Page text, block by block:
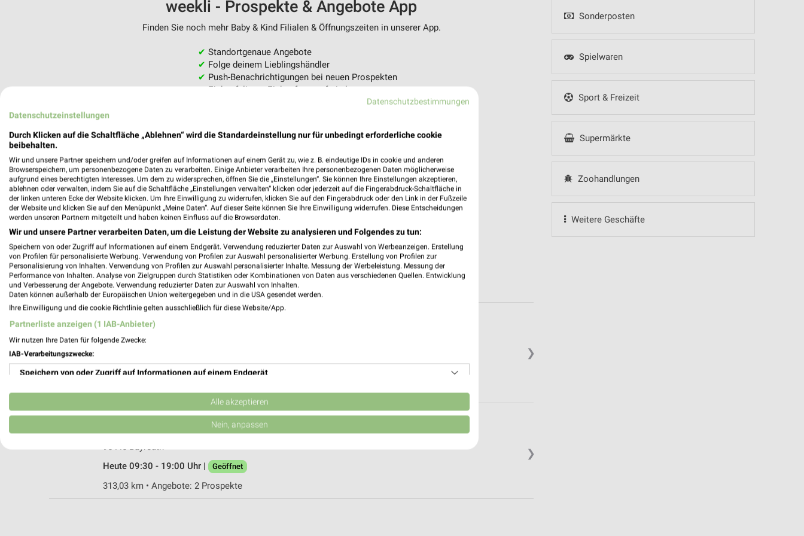
Sonderposten
Spielwaren
Sport & Freizeit
Supermärkte
Zoohandlungen
Weitere Geschäfte
weekli - Prospekte & Angebote App
Finden Sie noch mehr Baby & Kind Filialen & Öffnungszeiten in unserer App.
✔ Standortgenaue Angebote
✔ Folge deinem Lieblingshändler
✔ Push-Benachrichtigungen bei neuen Prospekten
✔Einkaufsliste - Einkauf stressfrei planen
❯
Rossmann Bayreuth
95444 Bayreuth
Heute 08:00 - 20:00 Uhr | Geöffnet
❯
Himmelkronstraße 2
95445 Bayreuth
Heute 09:30 - 19:00 Uhr |
Geöffnet
313,03 km • Angebote: 2 Prospekte
Datenschutzbestimmungen
Datenschutzeinstellungen
Durch Klicken auf die Schaltfläche „Ablehnen“ wird die Standardeinstellung nur für unbedingt erforderliche cookie
beibehalten.
Wir und unsere Partner speichern und/oder greifen auf Informationen auf einem Gerät zu, wie z. B. eindeutige IDs in cookie und anderen
Browserspeichern, um personenbezogene Daten zu verarbeiten. Einige Anbieter verarbeiten Ihre personenbezogenen Daten möglicherweise
aufgrund eines berechtigten Interesses. Um dem zu widersprechen, öffnen Sie die „Einstellungen“. Sie können Ihre Einstellungen akzeptieren,
ablehnen oder verwalten, indem Sie auf die Schaltfläche „Einstellungen verwalten“ klicken oder jederzeit auf die Fingerabdruck-Schaltfläche in
der linken unteren Ecke der Website klicken. Um Ihre Einwilligung zu widerrufen, klicken Sie auf den Fingerabdruck oder den Link in der Fußzeile
der Website und klicken Sie auf den Menüpunkt „Meine Daten“. Auf dieser Seite können Sie Ihre Einwilligung widerrufen. Diese Entscheidungen
werden unseren Partnern mitgeteilt und haben keinen Einfluss auf die Browserdaten.
Wir und unsere Partner verarbeiten Daten, um die Leistung der Website zu analysieren und Folgendes zu tun:
Speichern von oder Zugriff auf Informationen auf einem Endgerät. Verwendung reduzierter Daten zur Auswahl von Werbeanzeigen. Erstellung
von Profilen für personalisierte Werbung. Verwendung von Profilen zur Auswahl personalisierter Werbung. Erstellung von Profilen zur
Personalisierung von Inhalten. Verwendung von Profilen zur Auswahl personalisierter Inhalte. Messung der Werbeleistung. Messung der
Performance von Inhalten. Analyse von Zielgruppen durch Statistiken oder Kombinationen von Daten aus verschiedenen Quellen. Entwicklung
und Verbesserung der Angebote. Verwendung reduzierter Daten zur Auswahl von Inhalten.
Daten können außerhalb der Europäischen Union weitergegeben und in die USA gesendet werden.
Ihre Einwilligung und die cookie Richtlinie gelten ausschließlich für diese Website/App.
Partnerliste anzeigen (1 IAB-Anbieter)
Wir nutzen Ihre Daten für folgende Zwecke:
IAB-Verarbeitungszwecke:
Speichern von oder Zugriff auf Informationen auf einem Endgerät
Verwendung reduzierter Daten zur Auswahl von Werbeanzeigen
Erstellung von Profilen für personalisierte Werbung
Erstellung von Profilen zur Personalisierung von Inhalten
Alle akzeptieren
Nein, anpassen